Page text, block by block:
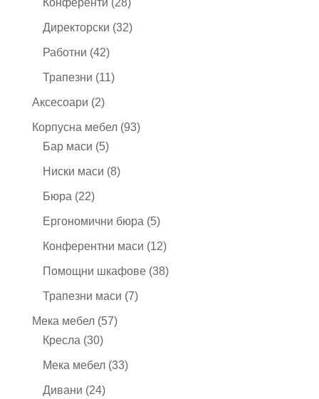
продукта
Директорски 3232
Работни 4242
продукта
Трапезни 1111
Аксесоари 22
продукта
Корпусна мебел 9393
Бар маси 55
продукта
Ниски маси 88
Бюра 2222
продукта
Ергономични бюра 55
продукта
Конферентни маси 1212
продукта
Помощни шкафове 3838
Трапезни маси 77
Мека мебел 5757
Кресла 3030
продукта
Мека мебел 3333
Дивани 2424